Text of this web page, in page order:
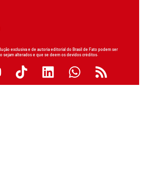
exclusiva e de autoria editorial do Brasil de Fato podem ser
sejam alterados e que se deem os devidos créditos.